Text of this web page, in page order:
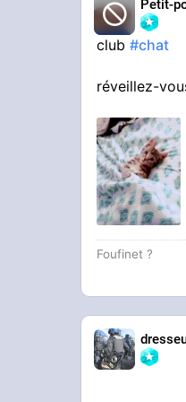
Petit-
club#chat
réveillez-
Foufinet ?